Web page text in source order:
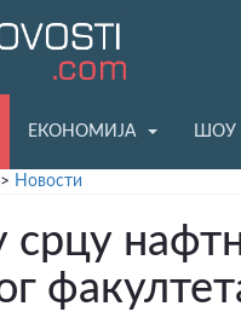
ЕКОНОМИЈА ШОУ
> Новости